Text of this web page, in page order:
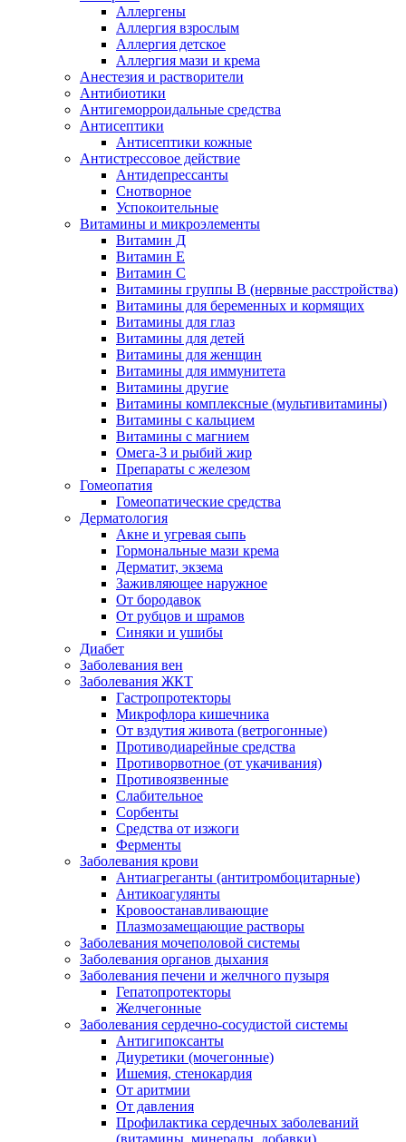
Аллергены
Аллергия взрослым
Аллергия детское
Аллергия мази и крема
Анестезия и растворители
Антибиотики
Антигеморроидальные средства
Антисептики
Антисептики кожные
Антистрессовое действие
Антидепрессанты
Снотворное
Успокоительные
Витамины и микроэлементы
Витамин Д
Витамин Е
Витамин С
Витамины группы В (нервные расстройства)
Витамины для беременных и кормящих
Витамины для глаз
Витамины для детей
Витамины для женщин
Витамины для иммунитета
Витамины другие
Витамины комплексные (мультивитамины)
Витамины с кальцием
Витамины с магнием
Омега-3 и рыбий жир
Препараты с железом
Гомеопатия
Гомеопатические средства
Дерматология
Акне и угревая сыпь
Гормональные мази крема
Дерматит, экзема
Заживляющее наружное
От бородавок
От рубцов и шрамов
Синяки и ушибы
Диабет
Заболевания вен
Заболевания ЖКТ
Гастропротекторы
Микрофлора кишечника
От вздутия живота (ветрогонные)
Противодиарейные средства
Противорвотное (от укачивания)
Противоязвенные
Слабительное
Сорбенты
Средства от изжоги
Ферменты
Заболевания крови
Антиагреганты (антитромбоцитарные)
Антикоагулянты
Кровоостанавливающие
Плазмозамещающие растворы
Заболевания мочеполовой системы
Заболевания органов дыхания
Заболевания печени и желчного пузыря
Гепатопротекторы
Желчегонные
Заболевания сердечно-сосудистой системы
Антигипоксанты
Диуретики (мочегонные)
Ишемия, стенокардия
От аритмии
От давления
Профилактика сердечных заболеваний
(витамины, минералы, добавки)